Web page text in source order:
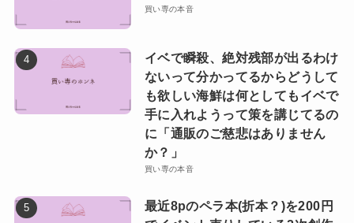
買い専の本音
イベで瞬殺、絶対残部が出るわけ
ないって分かってるからどうして
も欲しい海鮮は何としてもイベで
手に入れようって策を講じてるの
に「通販のご慈悲はありません
か？」
買い専の本音
最近8pのペラ本(折本？)を200円